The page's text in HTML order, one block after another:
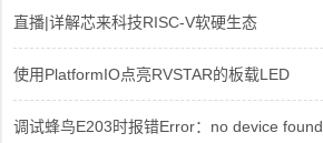
直播|详解芯来科技RISC-V软硬生态
使用PlatformIO点亮RVSTAR的板载LED
调试蜂鸟E203时报错Error：no device found